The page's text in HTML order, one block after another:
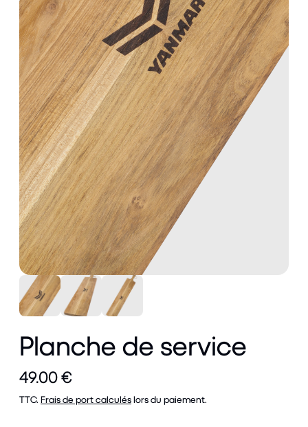
Planche de service
49.00 €
TTC. Frais de port calculéslors du paiement.